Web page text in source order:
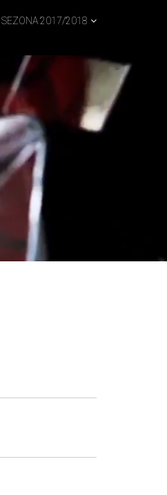
SEZONA 2017/2018